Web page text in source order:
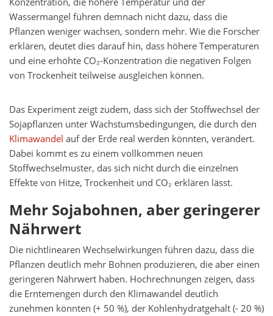
Wassermangel führen demnach nicht dazu, dass die
Pflanzen weniger wachsen, sondern mehr. Wie die Forscher
erklären, deutet dies darauf hin, dass höhere Temperaturen
und eine erhöhte CO₂-Konzentration die negativen Folgen
von Trockenheit teilweise ausgleichen können.
Das Experiment zeigt zudem, dass sich der Stoffwechsel der
Sojapflanzen unter Wachstumsbedingungen, die durch den
Klimawandel auf der Erde real werden könnten, verändert.
Dabei kommt es zu einem vollkommen neuen
Stoffwechselmuster, das sich nicht durch die einzelnen
Effekte von Hitze, Trockenheit und CO₂ erklären lässt.
Mehr Sojabohnen, aber geringerer
Nährwert
Die nichtlinearen Wechselwirkungen führen dazu, dass die
Pflanzen deutlich mehr Bohnen produzieren, die aber einen
geringeren Nährwert haben. Hochrechnungen zeigen, dass
die Erntemengen durch den Klimawandel deutlich
zunehmen könnten (+ 50 %), der Kohlenhydratgehalt (- 20 %)